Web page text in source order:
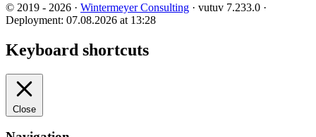
© 2019 - 2026 · Wintermeyer Consulting · vutuv 7.233.0 ·
Deployment: 07.08.2026 at 13:28
Keyboard shortcuts
Close